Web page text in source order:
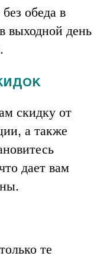
обеда в
выходной день
скидку от
а также
дает вам
те